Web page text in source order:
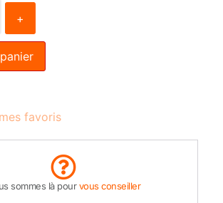
+
favoris
sommes là pourvous conseiller